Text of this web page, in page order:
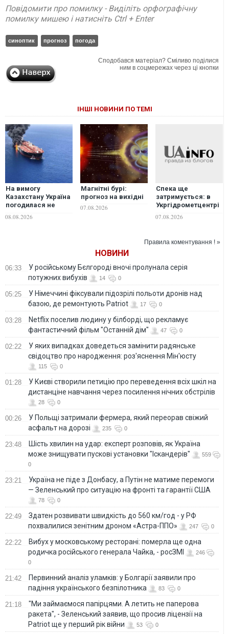
Повідомити про помилку - Виділіть орфографічну
помилку мишею і натисніть Ctrl + Enter
синоптик прогноз погода
Сподобався матеріал? Сміливо поділися
ним в соцмережах через ці кнопки
ІНШІ НОВИНИ ПО ТЕМІ
На вимогу
Казахстану Україна
погодилася не
по неросійським
08.08.2026
Магнітні бурі:
прогноз на вихідні
07.08.2026
Спека ще
затримується: в
Укргідрометцентрі
завтра буде погода
07.08.2026
Правила коментування ! »
НОВИНИ
06:33
У російському Бєлгороді вночі пролунала серія
потужних вибухів
14 0
05:25
У Німеччині фіксували підозрілі польоти дронів над
базою, де ремонтують Patriot
17 0
03:28
Netflix поселив людину у білборді, що рекламує
фантастичний фільм "Останній дім"
47 0
02:22
У яких випадках доведеться замінити радянське
свідоцтво про народження: роз'яснення Мін'юсту
115 0
01:28
У Києві створили петицію про переведення всіх шкіл на
дистанціне навчання через посилення нічних обстрілів
28 0
00:26
У Польщі затримали фермера, який переорав свіжий
асфальт на дорозі
235 0
23:48
Шість хвилин на удар: експерт розповів, як Україна
може знищувати пускові установки "Іскандерів"
559
0
23:21
Україна не піде з Донбасу, а Путін не матиме перемоги
— Зеленський про ситуацію на фронті та гарантії США
78 0
22:49
Здатен розвивати швидкість до 560 км/год - у РФ
похвалилися зенітним дроном «Астра-ППО»
247 0
22:22
Вибух у московському ресторані: померла ще одна
родичка російського генерала Чайка, - росЗМІ
246
0
21:42
Первинний аналіз уламків: у Болгарії заявили про
падіння українського безпілотника
83 0
21:18
"Ми займаємося папірцями. А летить не паперова
ракета", - Зеленський заявив, що просив ліцензії на
Patriot ще у перший рік війни
53 0